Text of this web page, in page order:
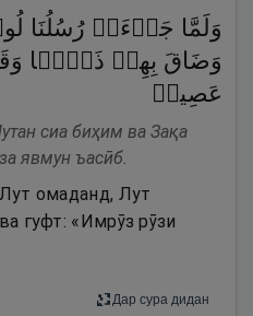
وَلَمَّا جَاۤءَتۡ رُسُلُنَا
وَضَاقَ بِهِمۡ ذَرۡعࣰا
عَصِیبࣱ
сиа биҳим ва Зақа
явмун ъасӣб.
омаданд, Лут
гуфт: «Имрӯз рӯзи
Дар сура дидан